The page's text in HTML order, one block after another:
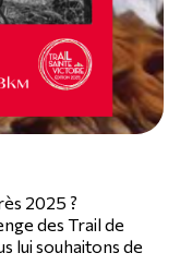
2025 ?
des Trail de
lui souhaitons de